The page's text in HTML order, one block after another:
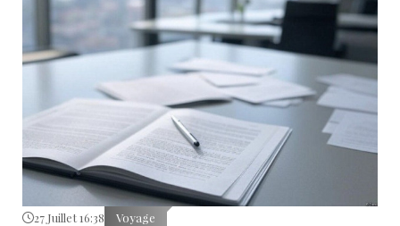
27 Juillet 16:38 Voyage